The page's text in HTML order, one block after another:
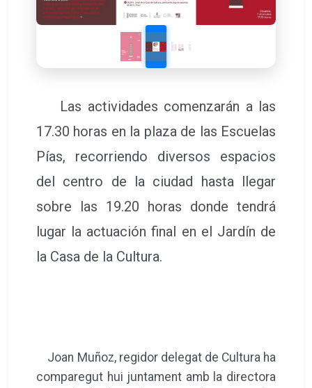
Las actividades comenzarán a las
17.30 horas en la plaza de las Escuelas
Pías, recorriendo diversos espacios
del centro de la ciudad hasta llegar
sobre las 19.20 horas donde tendrá
lugar la actuación final en el Jardín de
la Casa de la Cultura.
Joan Muñoz, regidor delegat de Cultura ha
comparegut hui juntament amb la directora